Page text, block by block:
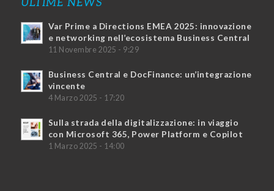
ULTIME NEWS
Var Prime a Directions EMEA 2025: innovazione
e networking nell’ecosistema Business Central
11 Novembre 2025 - 9:29
Business Central e DocFinance: un’integrazione
vincente
4 Marzo 2025 - 17:20
Sulla strada della digitalizzazione: in viaggio
con Microsoft 365, Power Platform e Copilot
1 Marzo 2025 - 14:00